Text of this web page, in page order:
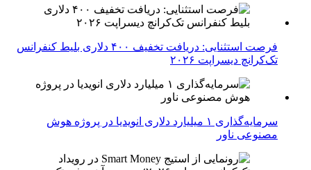
فرصت استثنایی: دریافت تخفیف ۴۰۰ دلاری بلیط کنفرانس
تک‌کرانچ دیسراپت ۲۰۲۶
سرمایه‌گذاری ۱ میلیارد دلاری انویدیا در پروژه هوش
مصنوعی ناور